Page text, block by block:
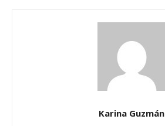
Karina Guzmán